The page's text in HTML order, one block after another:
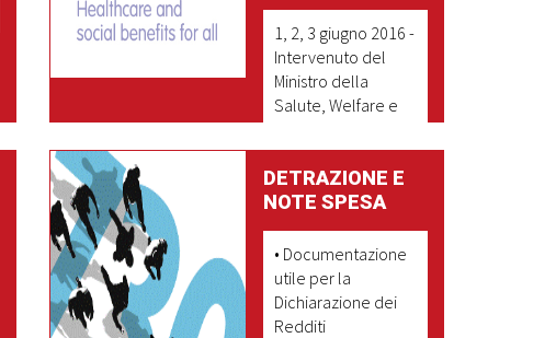
1, 2, 3 giugno 2016 -
Intervenuto del
Ministro della
Salute, Welfare e
SCHIPPERS
LEGGI DI PIU'
DETRAZIONE E
NOTE SPESA
• Documentazione
utile per la
Dichiarazione dei
Redditi